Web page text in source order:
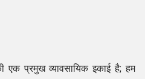
एक प्रमुख व्यावसायिक इकाई है; हम